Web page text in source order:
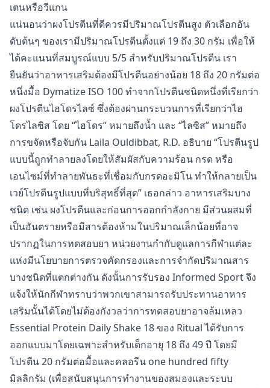
เตนหรือวีแกน
แน่นอนว่าผงโปรตีนที่ดีควรมีปริมาณโปรตีนสูง ตัวเลือกอัน
ดับต้นๆ ของเรามีปริมาณโปรตีนตั้งแต่ 19 ถึง 30 กรัม เพื่อให้
ได้คะแนนที่สมบูรณ์แบบ 5/5 สำหรับปริมาณโปรตีน เรา
ยืนยันว่าอาหารเสริมต้องมีโปรตีนอย่างน้อย 18 ถึง 20 กรัมต่อ
หนึ่งมื้อ Dymatize ISO 100 ทำจากโปรตีนชนิดหนึ่งที่เรียกว่า
ผงโปรตีนไฮโดรไลซ์ ซึ่งต้องผ่านกระบวนการที่เรียกว่าไฮ
โดรไลซิส โดย “ไฮโดร” หมายถึงน้ำ และ “ไลซิส” หมายถึง
การขจัดหรือจับกัน Laila Ouldibbat, R.D. อธิบาย “โปรตีนรูป
แบบนี้ถูกทำลายลงโดยให้สัมผัสกับความร้อน กรด หรือ
เอนไซม์ที่ทำลายพันธะที่เชื่อมกับกรดอะมิโน ทำให้กลายเป็น
เวย์โปรตีนรูปแบบที่บริสุทธิ์ที่สุด” เธอกล่าว อาหารเสริมบาง
ชนิด เช่น ผงโปรตีนและก่อนการออกกำลังกาย มีส่วนผสมที่
เป็นอันตรายหรือมีสารต้องห้ามในปริมาณเล็กน้อยที่อาจ
ปรากฏในการทดสอบยา หน่วยงานกำกับดูแลการกีฬาแต่ละ
แห่งมีนโยบายการตรวจคัดกรองและการจำกัดปริมาณสาร
บางชนิดที่แตกต่างกัน ดังนั้นการรับรอง Informed Sport จึง
แจ้งให้นักกีฬาทราบว่าพวกเขาสามารถรับประทานอาหาร
เสริมนั้นได้โดยไม่ต้องกังวลว่าการทดสอบยาอาจล้มเหลว
Essential Protein Daily Shake 18 ของ Ritual ได้รับการ
ออกแบบมาโดยเฉพาะสำหรับเด็กอายุ 18 ถึง 49 ปี โดยมี
โปรตีน 20 กรัมต่อมื้อและคลอรีน one hundred fifty
มิลลิกรัม (เพื่อสนับสนุนการทำงานของสมองและระบบ